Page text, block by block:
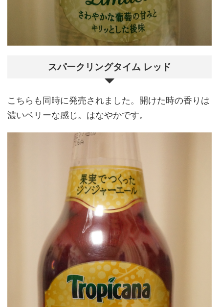
スパークリングタイム レッド
こちらも同時に発売されました。開けた時の香りは
濃いベリーな感じ。はなやかです。